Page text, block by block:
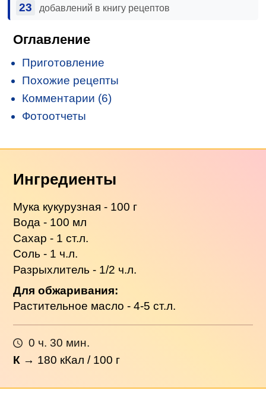
23 добавлений в книгу рецептов
Оглавление
Приготовление
Похожие рецепты
Комментарии (6)
Фотоотчеты
Ингредиенты
Мука кукурузная - 100 г
Вода - 100 мл
Сахар - 1 ст.л.
Соль - 1 ч.л.
Разрыхлитель - 1/2 ч.л.
Для обжаривания:
Растительное масло - 4-5 ст.л.
0 ч. 30 мин.
К → 180 кКал / 100 г